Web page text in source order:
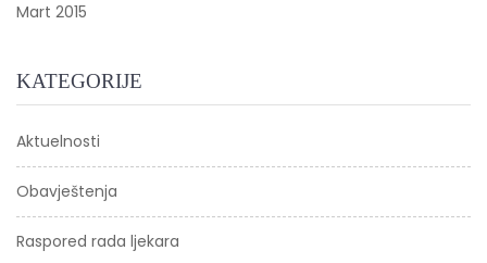
Mart 2015
KATEGORIJE
Aktuelnosti
Obavještenja
Raspored rada ljekara